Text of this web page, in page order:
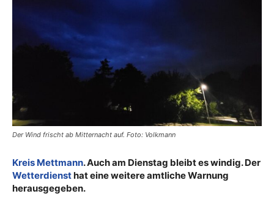
Der Wind frischt ab Mitternacht auf. Foto: Volkmann
Kreis Mettmann. Auch am Dienstag bleibt es windig. Der
Wetterdiensthat eine weitere amtliche Warnung
herausgegeben.